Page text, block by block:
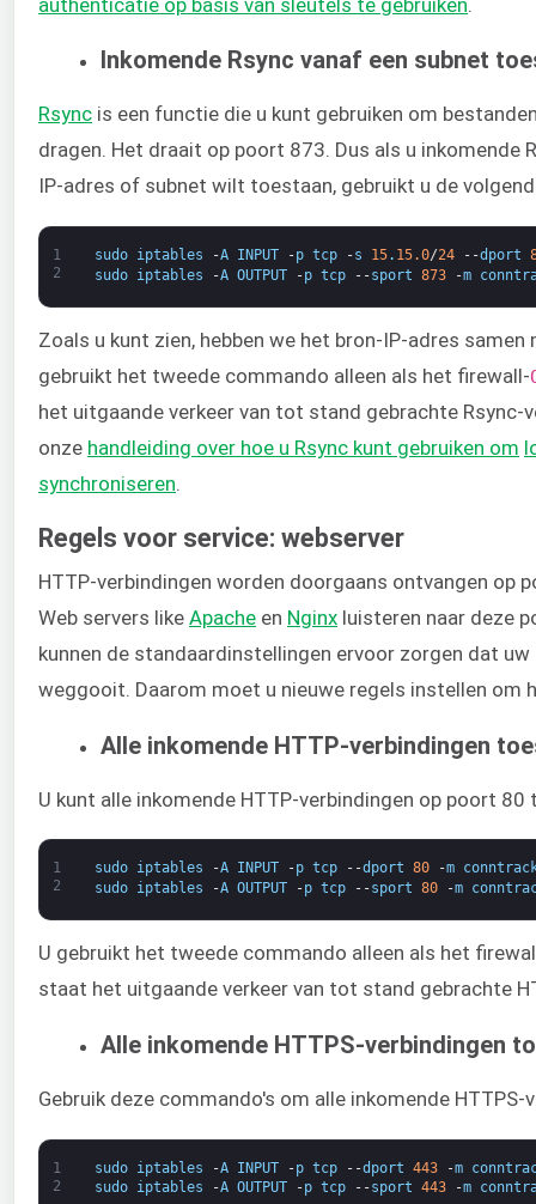
Inkomende Rsync vanaf een subnet
Rsync is een functie die u kunt gebruiken om
dragen. Het draait op poort 873. Dus als u inkomende
IP-adres of subnet wilt toestaan, gebruikt u de
1
2
sudo iptables -A INPUT -p tcp -s 15. 15.0/24 --dport
sudo
iptables -A OUTPUT -p tcp --sport 873 -m
Zoals u kunt zien, hebben we het bron-IP-adres
gebruikt het tweede commando alleen als het firewall-​
het uitgaande verkeer van tot stand gebrachte Rsync-
onze ​handleiding over hoe u Rsync kunt gebruiken om
synchroniseren
Regels voor service: webserver
HTTP-verbindingen worden doorgaans ontvangen op
Web servers like ​ Apache ​ en ​ Nginx luisteren naar deze
kunnen de standaardinstellingen ervoor zorgen dat
weggooit. Daarom moet u nieuwe regels instellen om
Alle inkomende HTTP-verbindingen
U kunt alle inkomende HTTP-verbindingen op poort
1
2
sudo iptables -A INPUT -p tcp --dport 80 -m
sudo
iptables -A OUTPUT -p tcp --sport 80 -m
U gebruikt het tweede commando alleen als het
staat het uitgaande verkeer van tot stand gebrachte
Alle inkomende HTTPS-verbindingen
Gebruik deze commando's om alle inkomende
1
2
sudo iptables -A INPUT -p tcp --dport 443 -m
sudo
iptables -A OUTPUT -p tcp --sport 443 -m